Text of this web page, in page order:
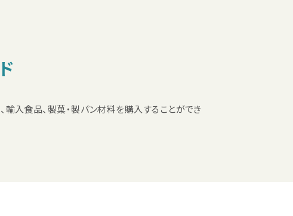
入食品、製菓・製パン材料を購入することができ